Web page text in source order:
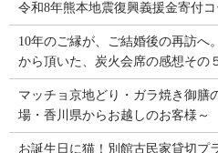
令和8年熊本地震復興義援金寄付
10年のご縁が、ご結婚後の再訪へ
から頂いた、炭火会席の感想その
マッチョ京地どり・ガラ焼き御膳
場・香川県からお越しのお客様～
お誕生日に猫！別館古民家貸切プ